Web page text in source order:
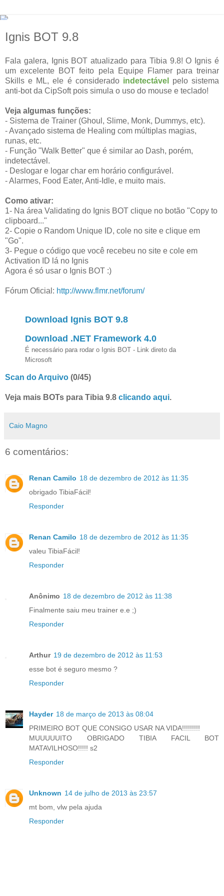
Ignis BOT 9.8
Fala galera, Ignis BOT atualizado para Tibia 9.8! O Ignis é
um excelente BOT feito pela Equipe Flamer para treinar
Skills e ML, ele é considerado indetectável
pelo sistema
anti-bot da CipSoft pois simula o uso do mouse e teclado!
Veja algumas funções:
- Sistema de Trainer (Ghoul, Slime, Monk, Dummys, etc).
- Avançado sistema de Healing com múltiplas magias,
runas, etc.
- Função "Walk Better" que é similar ao Dash, porém,
indetectável.
- Deslogar e logar char em horário configurável.
- Alarmes, Food Eater, Anti-Idle, e muito mais.
Como ativar:
1- Na área Validating do Ignis BOT clique no botão "Copy to
clipboard..."
2- Copie o Random Unique ID, cole no site e clique em
"Go".
3- Pegue o código que você recebeu no site e cole em
Activation ID lá no Ignis
Agora é só usar o Ignis BOT :)
Fórum Oficial: http://www.flmr.net/forum/
Download Ignis BOT 9.8
Download .NET Framework 4.0
É necessário para rodar o Ignis BOT - Link direto da
Microsoft
Scan do Arquivo (0/45)
Veja mais BOTs para Tibia 9.8 clicando aqui.
Caio Magno
6 comentários:
Renan Camilo 18 de dezembro de 2012 às 11:35
obrigado TibiaFácil!
Responder
Renan Camilo 18 de dezembro de 2012 às 11:35
valeu TibiaFácil!
Responder
Anônimo 18 de dezembro de 2012 às 11:38
Finalmente saiu meu trainer e.e ;)
Responder
Arthur 19 de dezembro de 2012 às 11:53
esse bot é seguro mesmo ?
Responder
Hayder 18 de março de 2013 às 08:04
PRIMEIRO BOT QUE CONSIGO USAR NA VIDA!!!!!!!!!
MUUUUUITO OBRIGADO TIBIA FACIL BOT
MATAVILHOSO!!!!! s2
Responder
Unknown 14 de julho de 2013 às 23:57
mt bom, vlw pela ajuda
Responder